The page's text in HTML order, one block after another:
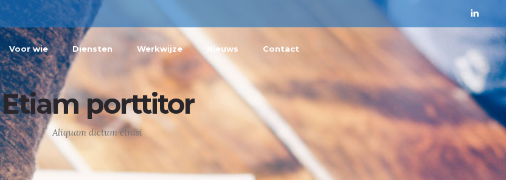
Voor wie Diensten Werkwijze Nieuws Contact
Etiam porttitor
Aliquam dictum etnisi